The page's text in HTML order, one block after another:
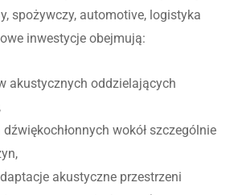
spożywczy, automotive, logistyka
inwestycje obejmują:
akustycznych oddzielających
wokół szczególnie
akustyczne przestrzeni